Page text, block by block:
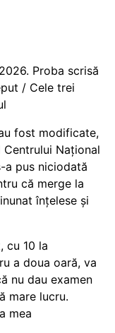
Proba scrisă
/ Cele trei
fost modificate,
Național
a pus niciodată
că merge la
înțelese și
cu 10 la
a doua oară, va
nu dau examen
mare lucru.
mea